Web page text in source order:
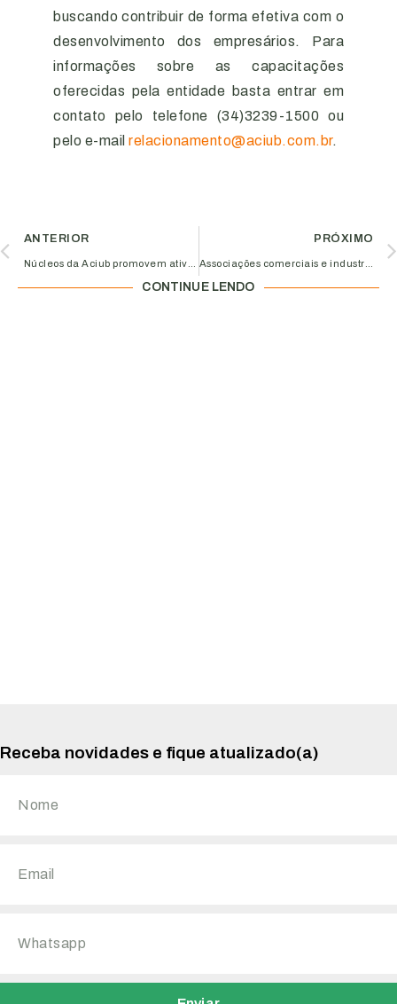
buscando contribuir de forma efetiva com o
desenvolvimento dos empresários. Para
informações sobre as capacitações
oferecidas pela entidade basta entrar em
contato pelo telefone (34)3239-1500 ou
pelo e-mail relacionamento@aciub.com.br.
ANTERIOR PRÓXIMO
CONTINUE LENDO
Receba novidades e fique atualizado(a)